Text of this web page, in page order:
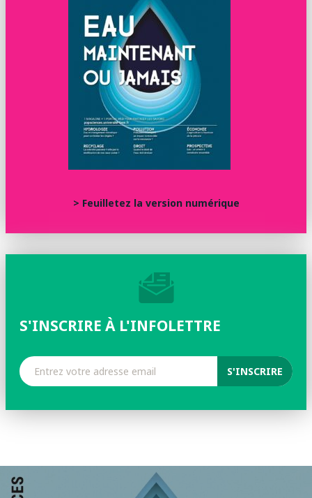
> Feuilletez la version numérique
S'INSCRIRE À L'INFOLETTRE